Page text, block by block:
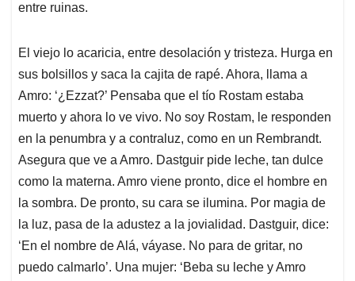
entre ruinas.
El viejo lo acaricia, entre desolación y tristeza. Hurga en
sus bolsillos y saca la cajita de rapé. Ahora, llama a
Amro: ‘¿Ezzat?’ Pensaba que el tío Rostam estaba
muerto y ahora lo ve vivo. No soy Rostam, le responden
en la penumbra y a contraluz, como en un Rembrandt.
Asegura que ve a Amro. Dastguir pide leche, tan dulce
como la materna. Amro viene pronto, dice el hombre en
la sombra. De pronto, su cara se ilumina. Por magia de
la luz, pasa de la adustez a la jovialidad. Dastguir, dice:
‘En el nombre de Alá, váyase. No para de gritar, no
puedo calmarlo’. Una mujer: ‘Beba su leche y Amro